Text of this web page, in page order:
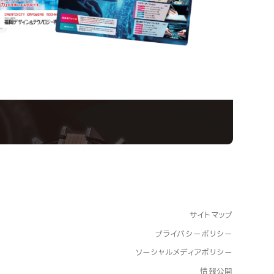
サイトマップ
プライバシーポリシー
ソーシャルメディアポリシー
情報公開